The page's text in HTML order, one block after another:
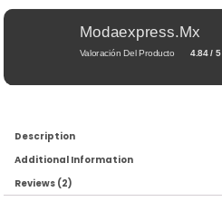
Description
Additional Information
Reviews (2)
Modaexpress.mx
Valoración Del Producto 4.84 / 5